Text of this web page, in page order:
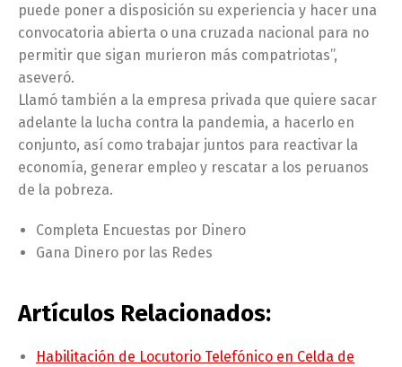
puede poner a disposición su experiencia y hacer una
convocatoria abierta o una cruzada nacional para no
permitir que sigan murieron más compatriotas”,
aseveró.
Llamó también a la empresa privada que quiere sacar
adelante la lucha contra la pandemia, a hacerlo en
conjunto, así como trabajar juntos para reactivar la
economía, generar empleo y rescatar a los peruanos
de la pobreza.
Completa Encuestas por Dinero
Gana Dinero por las Redes
Artículos Relacionados:
Habilitación de Locutorio Telefónico en Celda de